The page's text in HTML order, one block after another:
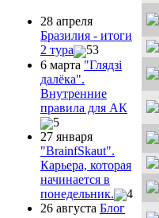
28 апреля
Бразилия - итоги
2 тура
53
6 марта "Глядзi
далёка".
Внутренние
правила для АК
5
27 января
"ВrainfSkaut".
Карьера, которая
начинается в
понедельник.
4
26 августа Блог